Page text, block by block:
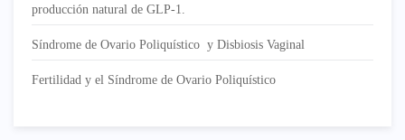
producción natural de GLP-1.
Síndrome de Ovario Poliquístico y Disbiosis Vaginal
Fertilidad y el Síndrome de Ovario Poliquístico